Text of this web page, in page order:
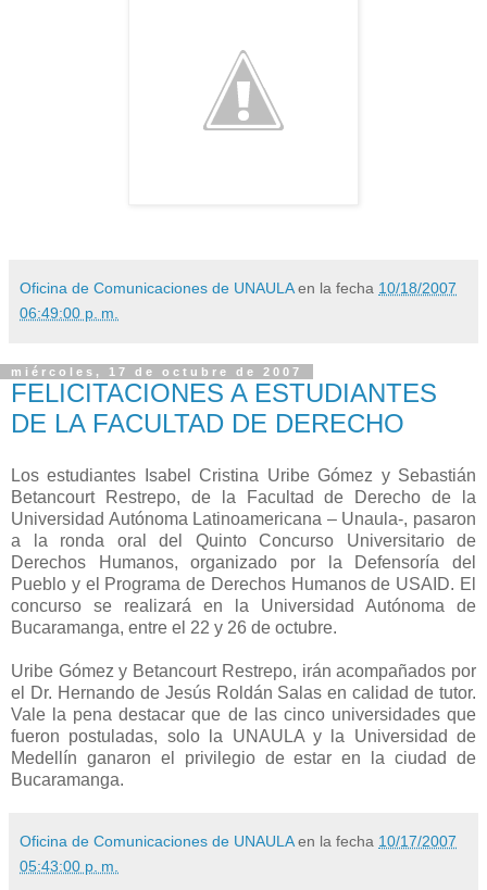
Oficina de Comunicaciones de UNAULA en la fecha 10/18/2007
06:49:00 p. m.
miércoles, 17 de octubre de 2007
FELICITACIONES A ESTUDIANTES
DE LA FACULTAD DE DERECHO
Los estudiantes Isabel Cristina Uribe Gómez y Sebastián
Betancourt Restrepo, de la Facultad de Derecho de la
Universidad Autónoma Latinoamericana – Unaula-, pasaron
a la ronda oral del Quinto Concurso Universitario de
Derechos Humanos, organizado por la Defensoría del
Pueblo y el Programa de Derechos Humanos de USAID. El
concurso se realizará en la Universidad Autónoma de
Bucaramanga, entre el 22 y 26 de octubre.
Uribe Gómez y Betancourt Restrepo, irán acompañados por
el Dr. Hernando de Jesús Roldán Salas en calidad de tutor.
Vale la pena destacar que de las cinco universidades que
fueron postuladas, solo la UNAULA y la Universidad de
Medellín ganaron el privilegio de estar en la ciudad de
Bucaramanga.
Oficina de Comunicaciones de UNAULA en la fecha 10/17/2007
05:43:00 p. m.